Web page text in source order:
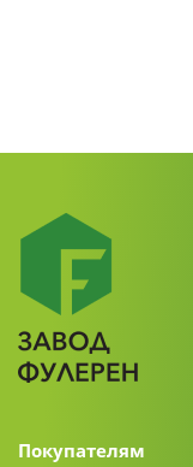
Покупателям